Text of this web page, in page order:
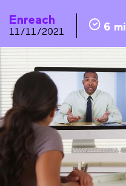
Enreach
11/11/2021 6